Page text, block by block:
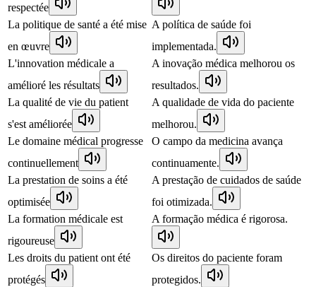
respectée
La politique de santé a été mise
en œuvre
A política de saúde foi
implementada.
L'innovation médicale a
amélioré les résultats
A inovação médica melhorou os
resultados.
La qualité de vie du patient
s'est améliorée
A qualidade de vida do paciente
melhorou.
Le domaine médical progresse
continuellement
O campo da medicina avança
continuamente.
La prestation de soins a été
optimisée
A prestação de cuidados de saúde
foi otimizada.
La formation médicale est
rigoureuse
A formação médica é rigorosa.
Les droits du patient ont été
protégés
Os direitos do paciente foram
protegidos.